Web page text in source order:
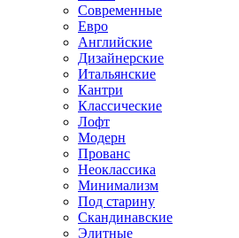
Современные
Евро
Английские
Дизайнерские
Итальянские
Кантри
Классические
Лофт
Модерн
Прованс
Неоклассика
Минимализм
Под старину
Скандинавские
Элитные